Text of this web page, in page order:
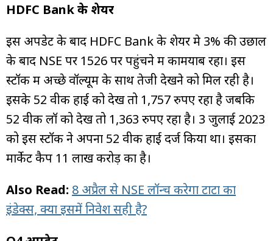
HDFC Bank के शेयर
इस अपडेट के बाद HDFC Bank के शेयर मे 3% की उछाल
के बाद NSE पर ₹1526 पर पहुंचने में कामयाब रहा। इस
स्टॉक में अच्छे वॉल्यूम के साथ तेजी देखने को मिल रही है।
इसके 52 वीक हाई को देखें तो 1,757 रुपए रहा है जबकि
52 वीक लॉ को देखें तो 1,363 रुपए रहा है। 3 जुलाई 2023
को इस स्टॉक ने अपना 52 वीक हाई दर्ज किया था। इसका
मार्केट कैप 11 लाख करोड़ का है।
Also Read: 8 अप्रैल से NSE लॉन्च करेगा टाटा का
इंडेक्स, क्या इसमें निवेश सही है?